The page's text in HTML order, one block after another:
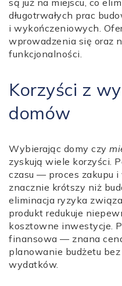
są już na miejscu, co
długotrwałych prac
i wykończeniowych.
wprowadzenia się oraz
funkcjonalności.
Korzyści z
domów
Wybierając domy czy
zyskują wiele korzyści.
czasu — proces zakupu
znacznie krótszy niż
eliminacja ryzyka
produkt redukuje
kosztowne inwestycje.
finansowa — znana
planowanie budżetu
wydatków.